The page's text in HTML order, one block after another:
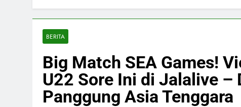
BERITA
Big Match SEA Games!
U22 Sore Ini di Jalalive –
Panggung Asia Tenggara